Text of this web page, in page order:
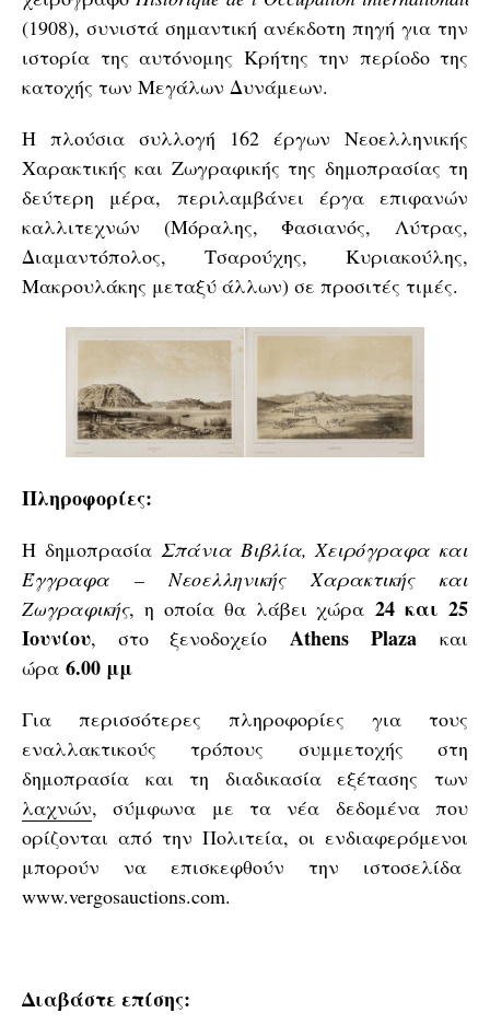
(1908), συνιστά σημαντική ανέκδοτη πηγή για την
ιστορία της αυτόνομης Κρήτης την περίοδο της
κατοχής των Μεγάλων Δυνάμεων.
Η πλούσια συλλογή 162 έργων Νεοελληνικής
Χαρακτικής και Ζωγραφικής της δημοπρασίας τη
δεύτερη μέρα, περιλαμβάνει έργα επιφανών
καλλιτεχνών (Μόραλης, Φασιανός, Λύτρας,
Διαμαντόπολος, Τσαρούχης, Κυριακούλης,
Μακρουλάκης μεταξύ άλλων) σε προσιτές τιμές.
Πληροφορίες:
Η δημοπρασίαΣπάνια Βιβλία, Χειρόγραφα και
Έγγραφα – Νεοελληνικής Χαρακτικής και
Ζωγραφικής, η οποία θα λάβει χώρα24 και 25
Ιουνίου, στο ξενοδοχείο Athens Plaza και
ώρα 6.00 μμ
Για περισσότερες πληροφορίες για τους
εναλλακτικούς τρόπους συμμετοχής στη
δημοπρασία και τη διαδικασία εξέτασης των
λαχνών, σύμφωνα με τα νέα δεδομένα που
ορίζονται από την Πολιτεία, οι ενδιαφερόμενοι
μπορούν να επισκεφθούν την ιστοσελίδα
www.vergosauctions.com.
Διαβάστε επίσης: